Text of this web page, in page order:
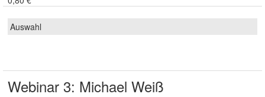
Webinar 3: Michael Weiß